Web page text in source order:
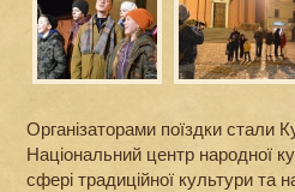
Організаторами поїздки стали
Національний центр народної
сфері традиційної культури та